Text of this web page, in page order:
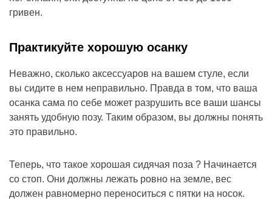
гривен.
Практикуйте хорошую осанку
Неважно, сколько аксессуаров на вашем стуле, если
вы сидите в нем неправильно. Правда в том, что ваша
осанка сама по себе может разрушить все ваши шансы
занять удобную позу. Таким образом, вы должны понять
это правильно.
Теперь, что такое хорошая сидячая поза ? Начинается
со стоп. Они должны лежать ровно на земле, вес
должен равномерно переноситься с пятки на носок.